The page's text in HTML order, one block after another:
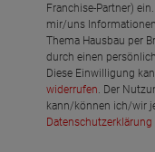
Franchise-Partner)
mir/uns
Thema Hausbau per
durch einen
Diese Einwilligung
widerrufen. Der
kann/können ich/wir
Datenschutzerklärung